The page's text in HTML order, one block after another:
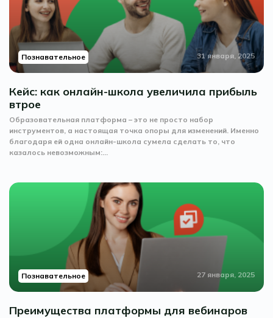
Познавательное 31 января, 2025
Кейс: как онлайн-школа увеличила прибыль
втрое
Образовательная платформа – это не просто набор
инструментов, а настоящая точка опоры для изменений. Именно
благодаря ей одна онлайн-школа сумела сделать то, что
казалось невозможным:...
Познавательное 27 января, 2025
Преимущества платформы для вебинаров